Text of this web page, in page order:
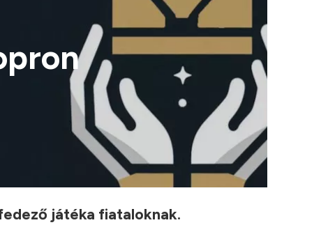
játéka fiataloknak.